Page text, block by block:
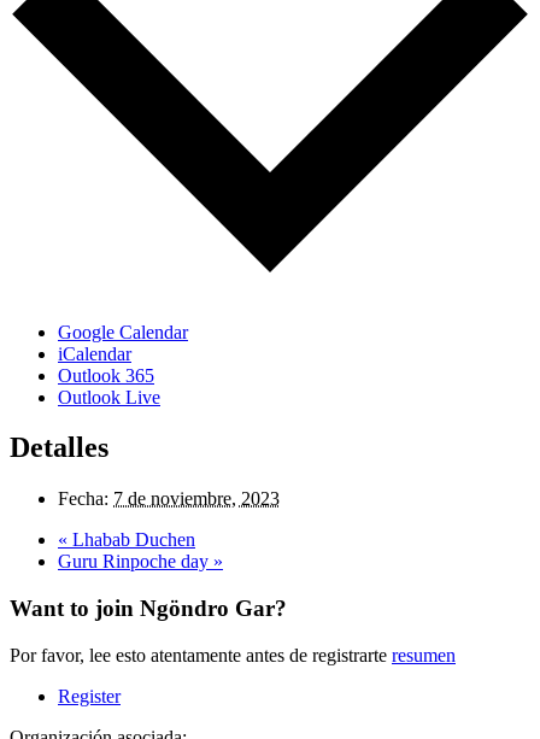
Google Calendar
iCalendar
Outlook 365
Outlook Live
Detalles
Fecha: 7 de noviembre, 2023
« Lhabab Duchen
Guru Rinpoche day »
Want to join Ngöndro Gar?
Por favor, lee esto atentamente antes de registrarte resumen
Register